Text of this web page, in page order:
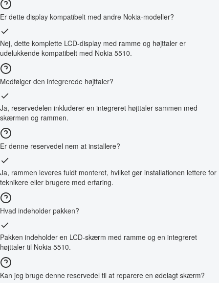
Er dette display kompatibelt med andre Nokia-modeller?
Nej, dette komplette LCD-display med ramme og højttaler er
udelukkende kompatibelt med Nokia 5510.
Medfølger den integrerede højttaler?
Ja, reservedelen inkluderer en integreret højttaler sammen med
skærmen og rammen.
Er denne reservedel nem at installere?
Ja, rammen leveres fuldt monteret, hvilket gør installationen lettere for
teknikere eller brugere med erfaring.
Hvad indeholder pakken?
Pakken indeholder en LCD-skærm med ramme og en integreret
højttaler til Nokia 5510.
Kan jeg bruge denne reservedel til at reparere en ødelagt skærm?